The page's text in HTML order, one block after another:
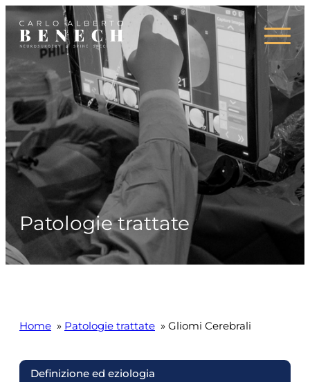
Campi d’azione
Press
Patologie trattate
Home » Patologie trattate » Gliomi Cerebrali
Definizione ed eziologia